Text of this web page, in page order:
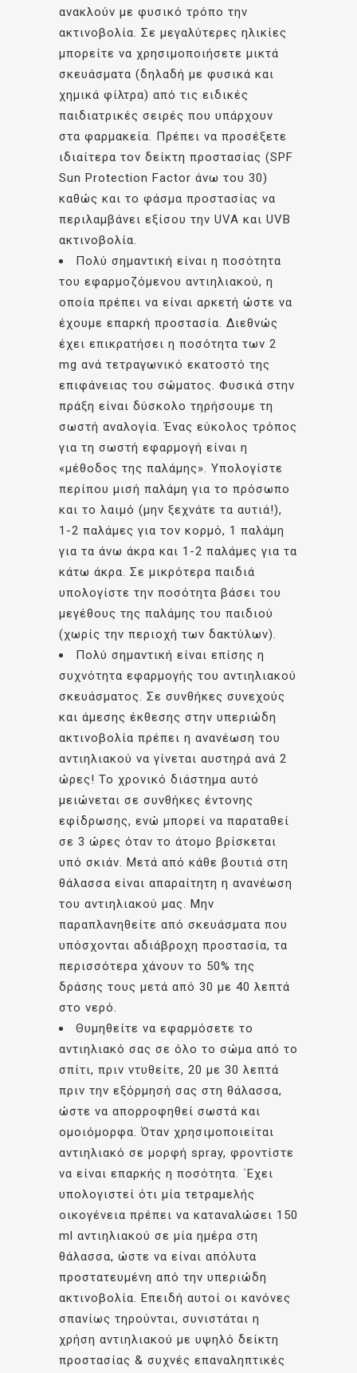
ανακλούν με φυσικό τρόπο την
ακτινοβολία. Σε μεγαλύτερες ηλικίες
μπορείτε να χρησιμοποιήσετε μικτά
σκευάσματα (δηλαδή με φυσικά και
χημικά φίλτρα) από τις ειδικές
παιδιατρικές σειρές που υπάρχουν
στα φαρμακεία. Πρέπει να προσέξετε
ιδιαίτερα τον δείκτη προστασίας (SPF
Sun Protection Factor άνω του 30)
καθώς και το φάσμα προστασίας να
περιλαμβάνει εξίσου την UVA και UVB
ακτινοβολία.
Πολύ σημαντική είναι η ποσότητα
του εφαρμοζόμενου αντιηλιακού, η
οποία πρέπει να είναι αρκετή ώστε να
έχουμε επαρκή προστασία. Διεθνώς
έχει επικρατήσει η ποσότητα των 2
mg ανά τετραγωνικό εκατοστό της
επιφάνειας του σώματος. Φυσικά στην
πράξη είναι δύσκολο τηρήσουμε τη
σωστή αναλογία. Ένας εύκολος τρόπος
για τη σωστή εφαρμογή είναι η
«μέθοδος της παλάμης». Υπολογίστε
περίπου μισή παλάμη για το πρόσωπο
και το λαιμό (μην ξεχνάτε τα αυτιά!),
1-2 παλάμες για τον κορμό, 1 παλάμη
για τα άνω άκρα και 1-2 παλάμες για τα
κάτω άκρα. Σε μικρότερα παιδιά
υπολογίστε την ποσότητα βάσει του
μεγέθους της παλάμης του παιδιού
(χωρίς την περιοχή των δακτύλων).
Πολύ σημαντική είναι επίσης η
συχνότητα εφαρμογής του αντιηλιακού
σκευάσματος. Σε συνθήκες συνεχούς
και άμεσης έκθεσης στην υπεριώδη
ακτινοβολία πρέπει η ανανέωση του
αντιηλιακού να γίνεται αυστηρά ανά 2
ώρες! Το χρονικό διάστημα αυτό
μειώνεται σε συνθήκες έντονης
εφίδρωσης, ενώ μπορεί να παραταθεί
σε 3 ώρες όταν το άτομο βρίσκεται
υπό σκιάν. Μετά από κάθε βουτιά στη
θάλασσα είναι απαραίτητη η ανανέωση
του αντιηλιακού μας. Μην
παραπλανηθείτε από σκευάσματα που
υπόσχονται αδιάβροχη προστασία, τα
περισσότερα χάνουν το 50% της
δράσης τους μετά από 30 με 40 λεπτά
στο νερό.
Θυμηθείτε να εφαρμόσετε το
αντιηλιακό σας σε όλο το σώμα από το
σπίτι, πριν ντυθείτε, 20 με 30 λεπτά
πριν την εξόρμησή σας στη θάλασσα,
ώστε να απορροφηθεί σωστά και
ομοιόμορφα. Όταν χρησιμοποιείται
αντιηλιακό σε μορφή spray, φροντίστε
να είναι επαρκής η ποσότητα. ΄Εχει
υπολογιστεί ότι μία τετραμελής
οικογένεια πρέπει να καταναλώσει 150
ml αντιηλιακού σε μία ημέρα στη
θάλασσα, ώστε να είναι απόλυτα
προστατευμένη από την υπεριώδη
ακτινοβολία. Επειδή αυτοί οι κανόνες
σπανίως τηρούνται, συνιστάται η
χρήση αντιηλιακού με υψηλό δείκτη
προστασίας & συχνές επαναληπτικές